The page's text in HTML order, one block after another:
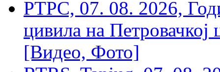
РТРС, 07. 08. 2026,
цивила на Петровачкој
[Видео, Фото]